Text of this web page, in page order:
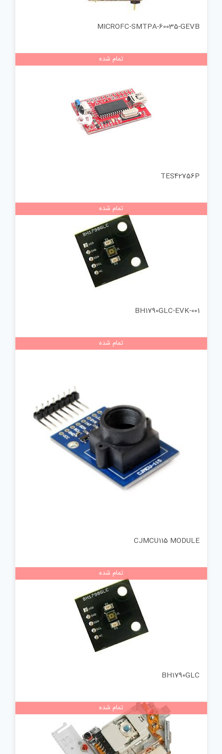
MICROFC-SMTPA-60035-GEVB
تمام شده
TES42756P
تمام شده
BH1790GLC-EVK-001
تمام شده
CJMCU115 MODULE
تمام شده
BH1790GLC
تمام شده